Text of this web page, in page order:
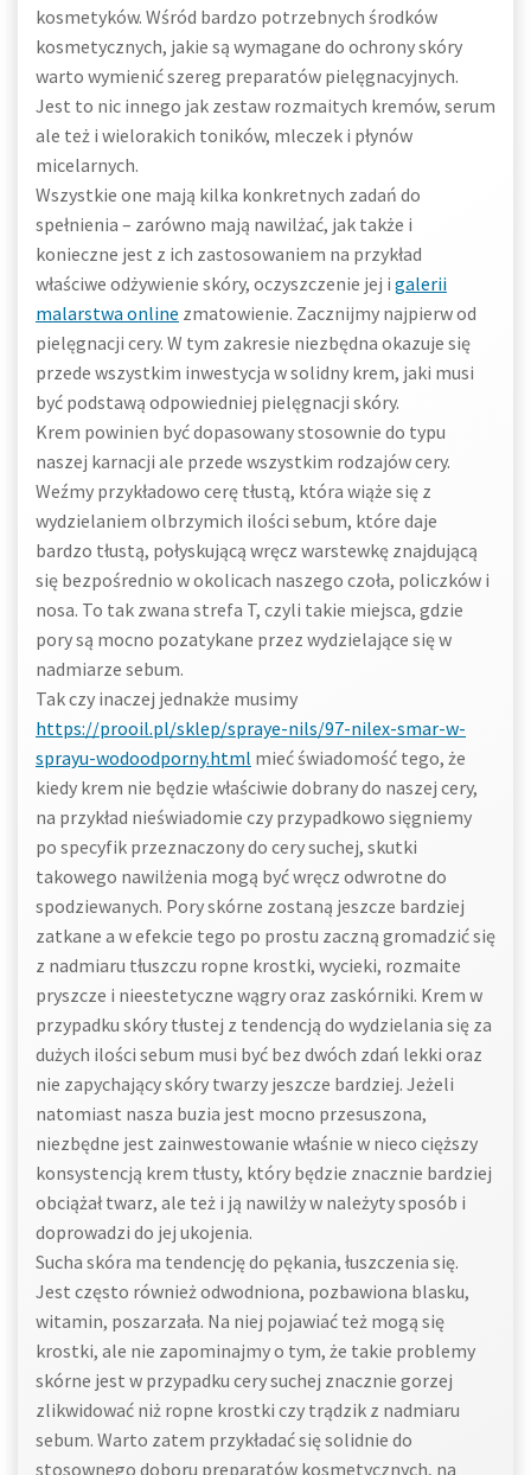
kosmetyków. Wśród bardzo potrzebnych środków
kosmetycznych, jakie są wymagane do ochrony skóry
warto wymienić szereg preparatów pielęgnacyjnych.
Jest to nic innego jak zestaw rozmaitych kremów, serum
ale też i wielorakich toników, mleczek i płynów
micelarnych.
Wszystkie one mają kilka konkretnych zadań do
spełnienia – zarówno mają nawilżać, jak także i
konieczne jest z ich zastosowaniem na przykład
właściwe odżywienie skóry, oczyszczenie jej i galerii
malarstwa online zmatowienie. Zacznijmy najpierw od
pielęgnacji cery. W tym zakresie niezbędna okazuje się
przede wszystkim inwestycja w solidny krem, jaki musi
być podstawą odpowiedniej pielęgnacji skóry.
Krem powinien być dopasowany stosownie do typu
naszej karnacji ale przede wszystkim rodzajów cery.
Weźmy przykładowo cerę tłustą, która wiąże się z
wydzielaniem olbrzymich ilości sebum, które daje
bardzo tłustą, połyskującą wręcz warstewkę znajdującą
się bezpośrednio w okolicach naszego czoła, policzków i
nosa. To tak zwana strefa T, czyli takie miejsca, gdzie
pory są mocno pozatykane przez wydzielające się w
nadmiarze sebum.
Tak czy inaczej jednakże musimy
https://prooil.pl/sklep/spraye-nils/97-nilex-smar-w-
sprayu-wodoodporny.html mieć świadomość tego, że
kiedy krem nie będzie właściwie dobrany do naszej cery,
na przykład nieświadomie czy przypadkowo sięgniemy
po specyfik przeznaczony do cery suchej, skutki
takowego nawilżenia mogą być wręcz odwrotne do
spodziewanych. Pory skórne zostaną jeszcze bardziej
zatkane a w efekcie tego po prostu zaczną gromadzić się
z nadmiaru tłuszczu ropne krostki, wycieki, rozmaite
pryszcze i nieestetyczne wągry oraz zaskórniki. Krem w
przypadku skóry tłustej z tendencją do wydzielania się za
dużych ilości sebum musi być bez dwóch zdań lekki oraz
nie zapychający skóry twarzy jeszcze bardziej. Jeżeli
natomiast nasza buzia jest mocno przesuszona,
niezbędne jest zainwestowanie właśnie w nieco cięższy
konsystencją krem tłusty, który będzie znacznie bardziej
obciążał twarz, ale też i ją nawilży w należyty sposób i
doprowadzi do jej ukojenia.
Sucha skóra ma tendencję do pękania, łuszczenia się.
Jest często również odwodniona, pozbawiona blasku,
witamin, poszarzała. Na niej pojawiać też mogą się
krostki, ale nie zapominajmy o tym, że takie problemy
skórne jest w przypadku cery suchej znacznie gorzej
zlikwidować niż ropne krostki czy trądzik z nadmiaru
sebum. Warto zatem przykładać się solidnie do
stosownego doboru preparatów kosmetycznych, na